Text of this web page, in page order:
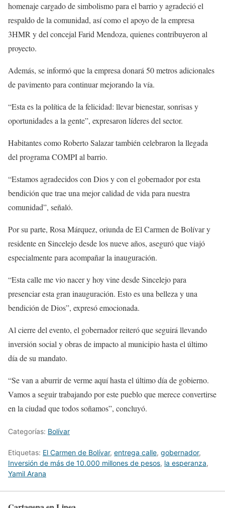
homenaje cargado de simbolismo para el barrio y agradeció el
respaldo de la comunidad, así como el apoyo de la empresa
3HMR y del concejal Farid Mendoza, quienes contribuyeron al
proyecto.
Además, se informó que la empresa donará 50 metros adicionales
de pavimento para continuar mejorando la vía.
“Esta es la política de la felicidad: llevar bienestar, sonrisas y
oportunidades a la gente”, expresaron líderes del sector.
Habitantes como Roberto Salazar también celebraron la llegada
del programa COMPI al barrio.
“Estamos agradecidos con Dios y con el gobernador por esta
bendición que trae una mejor calidad de vida para nuestra
comunidad”, señaló.
Por su parte, Rosa Márquez, oriunda de El Carmen de Bolívar y
residente en Sincelejo desde los nueve años, aseguró que viajó
especialmente para acompañar la inauguración.
“Esta calle me vio nacer y hoy vine desde Sincelejo para
presenciar esta gran inauguración. Esto es una belleza y una
bendición de Dios”, expresó emocionada.
Al cierre del evento, el gobernador reiteró que seguirá llevando
inversión social y obras de impacto al municipio hasta el último
día de su mandato.
“Se van a aburrir de verme aquí hasta el último día de gobierno.
Vamos a seguir trabajando por este pueblo que merece convertirse
en la ciudad que todos soñamos”, concluyó.
Categorías: Bolívar
Etiquetas: El Carmen de Bolívar, entrega calle, gobernador,
Inversión de más de 10.000 millones de pesos, la esperanza,
Yamil Arana